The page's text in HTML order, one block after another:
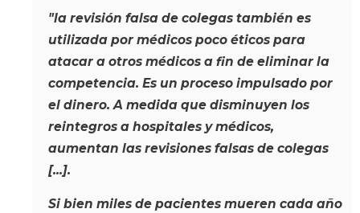
"la revisión falsa de colegas también es
utilizada por médicos poco éticos para
atacar a otros médicos a fin de eliminar la
competencia. Es un proceso impulsado por
el dinero. A medida que disminuyen los
reintegros a hospitales y médicos,
aumentan las revisiones falsas de colegas
[...].
Si bien miles de pacientes mueren cada año